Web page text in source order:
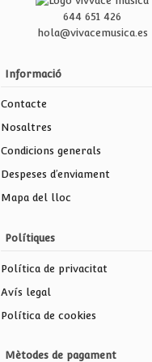
644 651 426
hola@vivacemusica.es
Informació
Contacte
Nosaltres
Condicions generals
Despeses d’enviament
Mapa del lloc
Polítiques
Política de privacitat
Avís legal
Política de cookies
Mètodes de pagament